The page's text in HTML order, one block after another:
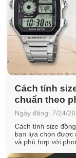
Cách tính
chuẩn theo
Ngày đăng: 7/24/
Cách tính size
bạn lựa chọn được
và phù hợp với